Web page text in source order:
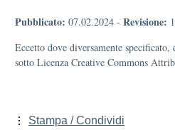
Pubblicato: 07.02.2024 - Revisione:
Eccetto dove diversamente
sotto Licenza Creative Commons
Stampa / Condividi